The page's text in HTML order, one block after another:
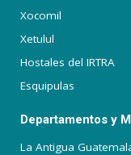
Xocomil
Xetulul
Hostales del IRTRA
Esquipulas
Departamentos y
La Antigua